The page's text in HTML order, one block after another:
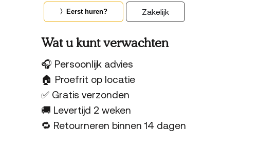
〉Eerst huren? Zakelijk
Wat u kunt verwachten
🎧 Persoonlijk advies
🏠 Proefrit op locatie
✅ Gratis verzonden
🚚 Levertijd 2 weken
🔁 Retourneren binnen 14 dagen